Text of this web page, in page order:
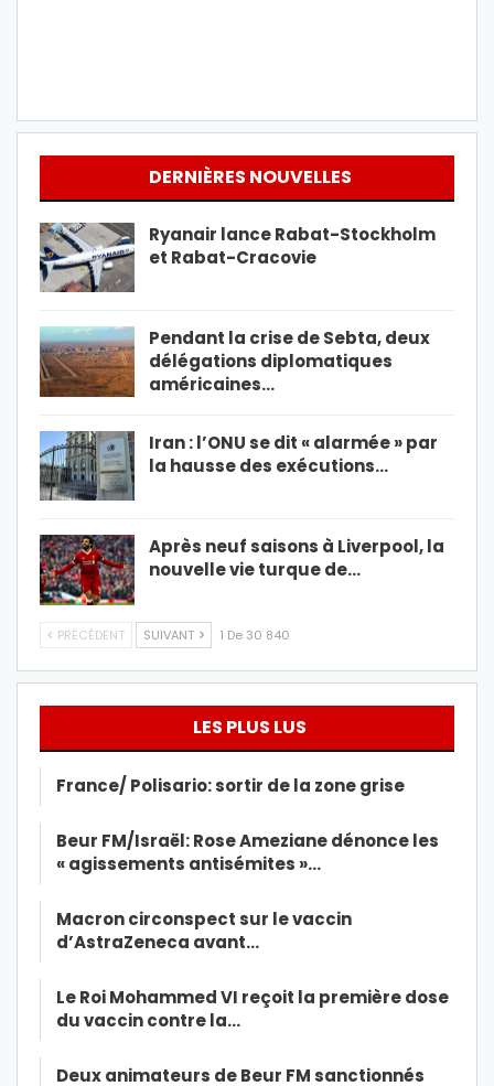
DERNIÈRES NOUVELLES
Ryanair lance Rabat-Stockholm
et Rabat-Cracovie
Pendant la crise de Sebta, deux
délégations diplomatiques
américaines…
Iran : l’ONU se dit « alarmée » par
la hausse des exécutions…
Après neuf saisons à Liverpool, la
nouvelle vie turque de…
PRÉCÉDENT SUIVANT 1 De 30 840
LES PLUS LUS
France/ Polisario: sortir de la zone grise
Beur FM/Israël: Rose Ameziane dénonce les
« agissements antisémites »…
Macron circonspect sur le vaccin
d’AstraZeneca avant…
Le Roi Mohammed VI reçoit la première dose
du vaccin contre la…
Deux animateurs de Beur FM sanctionnés